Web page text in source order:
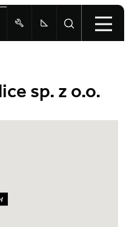
sp. z o.o.